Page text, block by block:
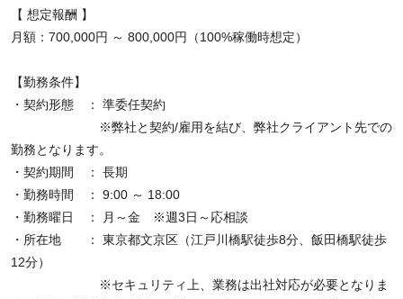
【 想定報酬 】
月額：700,000円 ～ 800,000円（100%稼働時想定）
【勤務条件】
・契約形態 ： 準委任契約
※弊社と契約/雇用を結び、弊社クライアント先での
勤務となります。
・契約期間 ： 長期
・勤務時間 ： 9:00 ～ 18:00
・勤務曜日 ： 月～金 ※週3日～応相談
・所在地 ： 東京都文京区（江戸川橋駅徒歩8分、飯田橋駅徒歩
12分）
※セキュリティ上、業務は出社対応が必要となりま